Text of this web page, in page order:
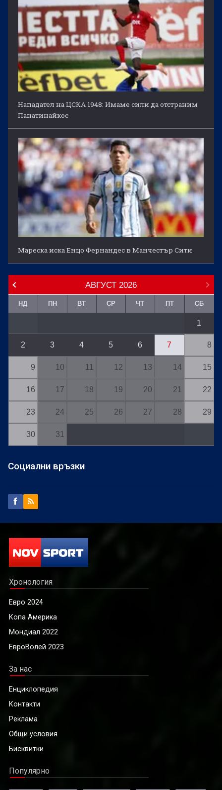
Нападател на ЦСКА 1948: Имаме сили да отстраним
Панатинайкос
Мареска иска Енцо Фернандес в Манчестър Сити
АВГУСТ 2026
НД ПН ВТ СР ЧТ ПТ СБ
1
2 3 4 5 6 7 8
9 10 11 12 13 14 15
16 17 18 19 20 21 22
23 24 25 26 27 28 29
30 31
Социални връзки
Хронология
Евро 2024
Копа Америка
Мондиал 2022
ЕвроВолей 2023
За нас
Енциклопедия
Контакти
Реклама
Общи условия
Бисквитки
Популярно